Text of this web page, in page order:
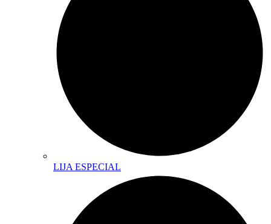
LIJA ESPECIAL